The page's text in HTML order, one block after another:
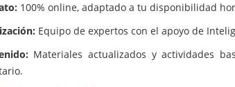
100% online, adaptado a tu disponibilidad
Equipo de expertos con el apoyo de
Materiales actualizados y actividades